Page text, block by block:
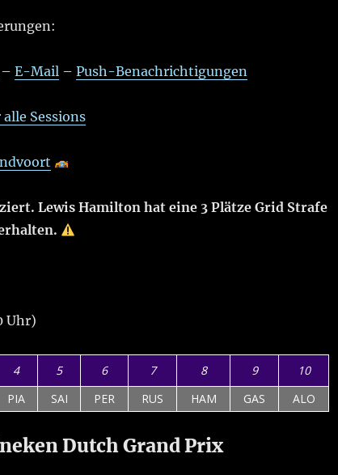
E-Mail– Push-Benachrichtigungen
Sessions
Lewis Hamilton hat eine 3 Plätze Grid Strafe
Uhr)
4 5 6 7 8 9
10
PIA SAI PER RUS HAM GAS ALO
Dutch Grand Prix